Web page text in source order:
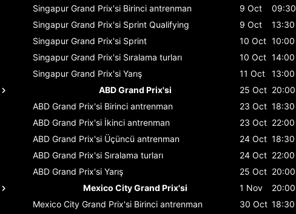
Singapur Grand Prix'si Birinci antrenman 9 Oct
09:30
Singapur Grand Prix'si Sprint Qualifying 9 Oct
13:30
Singapur Grand Prix'si Sprint 10 Oct 10:00
Singapur Grand Prix'si Sıralama turları 10 Oct 14:00
Singapur Grand Prix'si Yarış 11 Oct
13:00
ABD Grand Prix'si
25 Oct 20:00
ABD Grand Prix'si Birinci antrenman 23 Oct 18:30
ABD Grand Prix'si İkinci antrenman 23 Oct 22:00
ABD Grand Prix'si Üçüncü antrenman 24 Oct 18:30
ABD Grand Prix'si Sıralama turları 24 Oct 22:00
ABD Grand Prix'si Yarış 25 Oct 20:00
Mexico City Grand Prix'si
1 Nov
20:00
Mexico City Grand Prix'si Birinci antrenman 30 Oct 18:30